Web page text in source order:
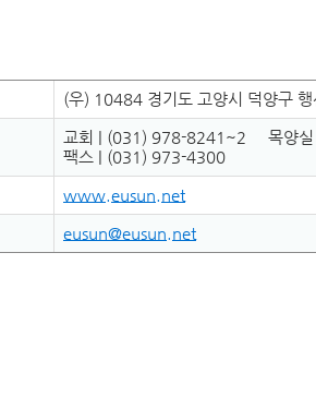
(우) 10484 경기도 고양시 덕양구
교회 | (031) 978-8241~2 목양
팩스 | (031) 973-4300
www.eusun.net
eusun@eusun.net